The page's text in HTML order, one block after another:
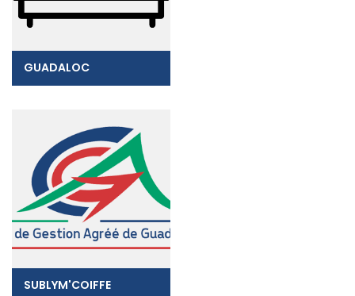
GUADALOC
SUBLYM'COIFFE